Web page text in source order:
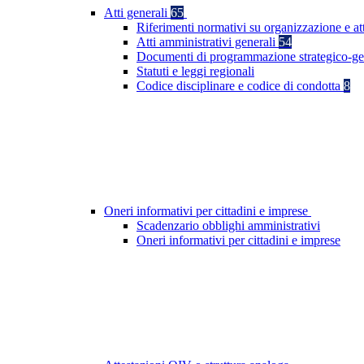
Atti generali 65
Riferimenti normativi su organizzazione e
Atti amministrativi generali 54
Documenti di programmazione strategico-
Statuti e leggi regionali
Codice disciplinare e codice di condotta 8
Oneri informativi per cittadini e imprese
Scadenzario obblighi amministrativi
Oneri informativi per cittadini e imprese